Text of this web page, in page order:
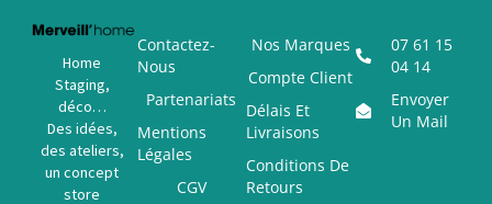
Home
Staging,
déco…
Des idées,
des ateliers,
un concept
store
Contactez-
Nous
Partenariats
Mentions
Légales
CGV
Nos Marques
Compte Client
Délais Et
Livraisons
Conditions De
Retours
07 61 15
04 14
Envoyer
Un Mail